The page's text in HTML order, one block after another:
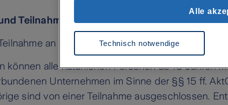
Teilnahmevoraussetzungen
an dem Gewinnspiel akzeptiert der
können alle natürlichen Personen ab 18
Unternehmen im Sinne der §§ 15 ff.
sind von einer Teilnahme ausgeschlossen.
durchgesetzt werden können- Ihre Einwilligung können Sie
Zukunft widerrufen. Weitere Informationen zu Cookies und
Datenschutz Impressum
Technisch notwendige
Alle